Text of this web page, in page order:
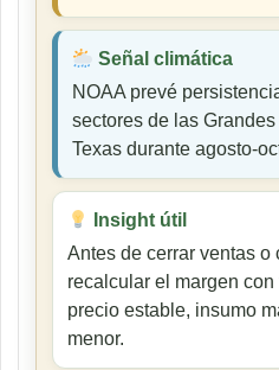
Señal climática
NOAA prevé
sectores de las
Texas durante agosto-
Insight útil
Antes de cerrar ventas o
recalcular el margen
precio estable, insumo
menor.